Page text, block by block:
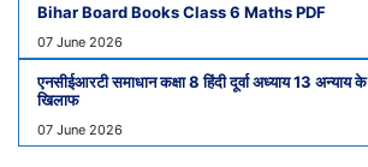
Bihar Board Books Class 6 Maths PDF
07 June 2026
एनसीईआरटी समाधान कक्षा 8 हिंदी दूर्वा अध्याय 13 अन्याय के
खिलाफ
07 June 2026